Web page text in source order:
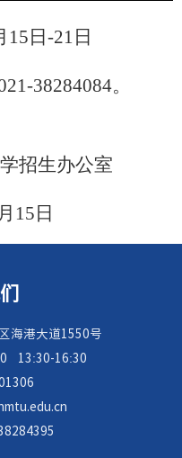
15日-21日
38284084。
招生办公室
15日
海港大道1550号
13:30-16:30